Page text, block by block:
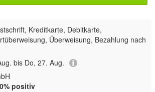
Kreditkarte, Debitkarte,
Überweisung, Bezahlung nach
bis Do, 27. Aug.
positiv